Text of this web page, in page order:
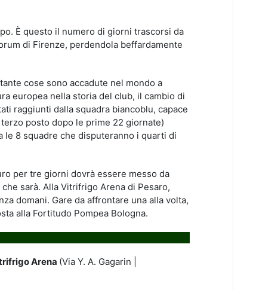
È questo il numero di giorni trascorsi da
di Firenze, perdendola beffardamente
cose sono accadute nel mondo a
europea nella storia del club, il cambio di
raggiunti dalla squadra biancoblu, capace
posto dopo le prime 22 giornate)
le 8 squadre che disputeranno i quarti di
per tre giorni dovrà essere messo da
sarà. Alla Vitrifrigo Arena di Pesaro,
domani. Gare da affrontare una alla volta,
alla Fortitudo Pompea Bologna.
Arena (Via Y. A. Gagarin |